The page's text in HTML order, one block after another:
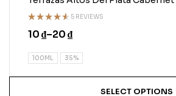
Rated
4.50out
5 REVIEWS
10₫–20₫
100ML 35%
SELECT OPTIONS